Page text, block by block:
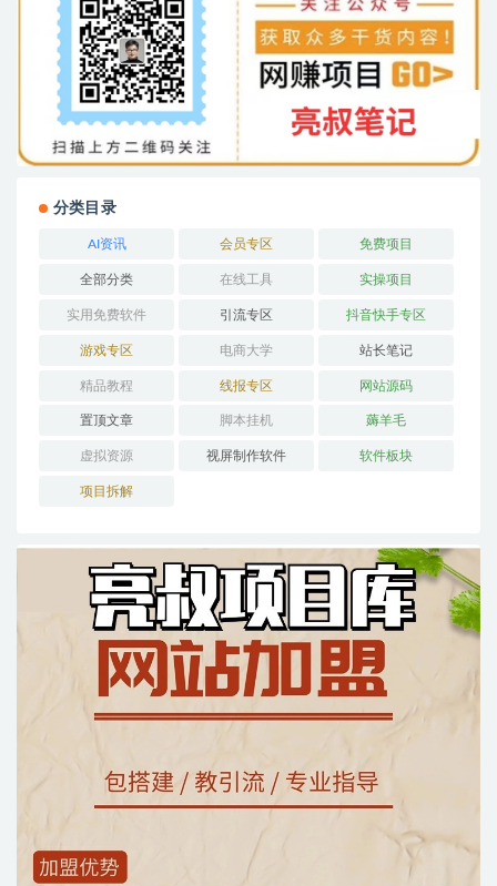
分类目录
AI资讯 会员专区 免费项目
全部分类 在线工具 实操项目
实用免费软件 引流专区 抖音快手专区
游戏专区 电商大学 站长笔记
精品教程 线报专区 网站源码
置顶文章 脚本挂机 薅羊毛
虚拟资源 视屏制作软件 软件板块
项目拆解